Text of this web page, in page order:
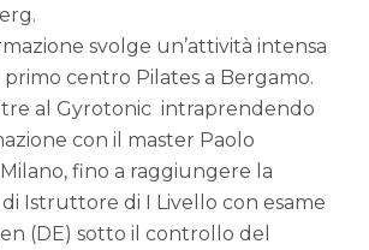
svolge un’attività intensa
centro Pilates a Bergamo.
al Gyrotonic intraprendendo
con il master Paolo
fino a raggiungere la
Istruttore di I Livello con esame
(DE) sotto il controllo del